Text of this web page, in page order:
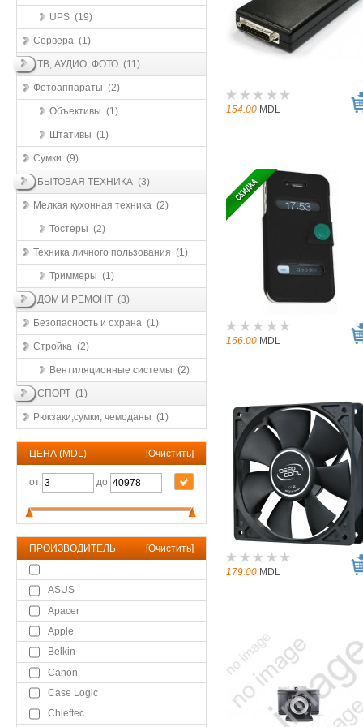
UPS (19)
Сервера (1)
ТВ, АУДИО, ФОТО (11)
Фотоаппараты (2)
Объективы (1)
Штативы (1)
Сумки (9)
БЫТОВАЯ ТЕХНИКА (3)
Мелкая кухонная техника (2)
Тостеры (2)
Техника личного пользования (1)
Триммеры (1)
ДОМ И РЕМОНТ (3)
Безопасность и охрана (1)
Стройка (2)
Вентиляционные системы (2)
СПОРТ (1)
Рюкзаки,сумки, чемоданы (1)
ЦЕНА (MDL) [Очистить]
от до
ПРОИЗВОДИТЕЛЬ [Очистить]
ASUS
Apacer
Apple
Belkin
Canon
Case Logic
Chieftec
154.00 MDL
166.00 MDL
179.00 MDL